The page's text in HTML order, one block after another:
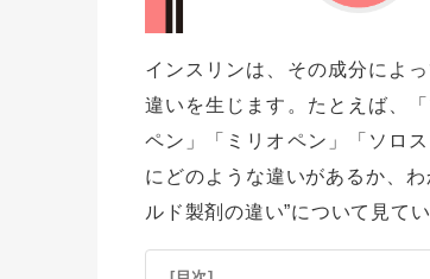
インスリンは、その成分によ
違いを生じます。たとえば、
ペン」「ミリオペン」「ソロ
にどのような違いがあるか、
ルド製剤の違い”について見て